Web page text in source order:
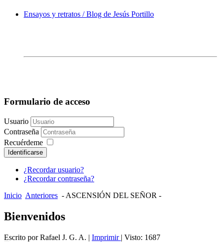
Ensayos y retratos / Blog de Jesús Portillo
Formulario de acceso
Usuario
Contraseña
Recuérdeme
Identificarse
¿Recordar usuario?
¿Recordar contraseña?
Inicio Anteriores - ASCENSIÓN DEL SEÑOR -
Bienvenidos
Escrito por Rafael J. G. A. | Imprimir | Visto: 1687